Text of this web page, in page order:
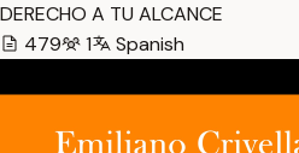
DERECHO A TU ALCANCE
479
1 Spanish